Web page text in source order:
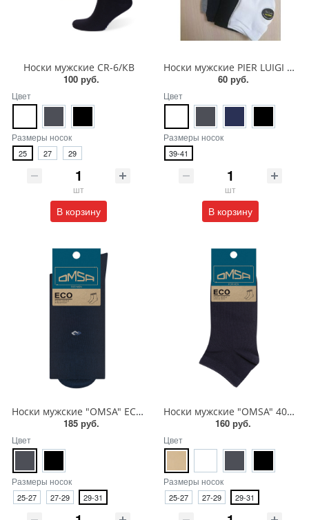
Носки мужские СR-6/КВ
100 руб.
Цвет
Размеры носок
25 27 29
шт
В корзину
Носки мужские PIER LUIGI NEW MK-7499/414260
60 руб.
Цвет
Размеры носок
39-41
шт
В корзину
Носки мужские "OMSA" ECO 408
185 руб.
Цвет
Размеры носок
25-27 27-29 29-31
Носки мужские "OMSA" 402 ECO
160 руб.
Цвет
Размеры носок
25-27 27-29 29-31